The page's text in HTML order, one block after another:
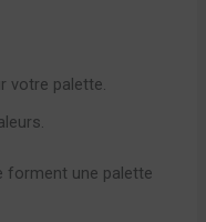
votre palette.
forment une palette